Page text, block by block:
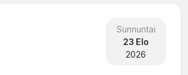
Sunnuntai
23 Elo
2026